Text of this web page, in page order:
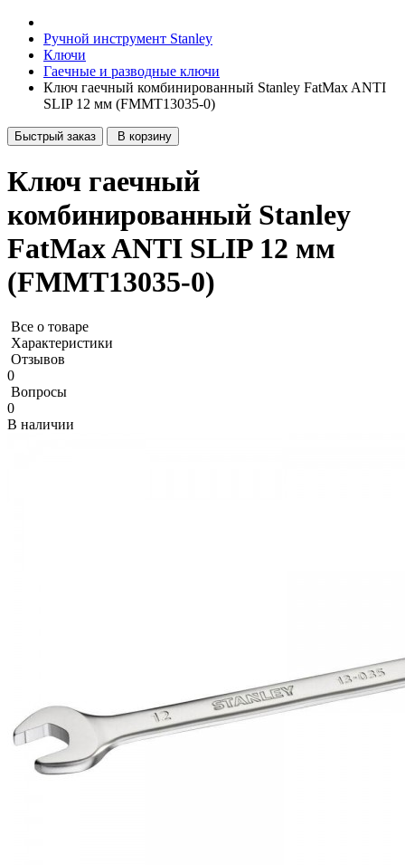
Ручной инструмент Stanley
Ключи
Гаечные и разводные ключи
Ключ гаечный комбинированный Stanley FatMax ANTI
SLIP 12 мм (FMMT13035-0)
Быстрый заказ В корзину
Ключ гаечный
комбинированный Stanley
FatMax ANTI SLIP 12 мм
(FMMT13035-0)
Все о товаре
Характеристики
Отзывов
0
Вопросы
0
В наличии